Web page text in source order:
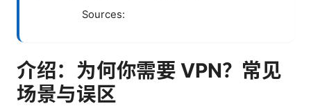
Sources:
介绍：为何你需要 VPN？常见
场景与误区